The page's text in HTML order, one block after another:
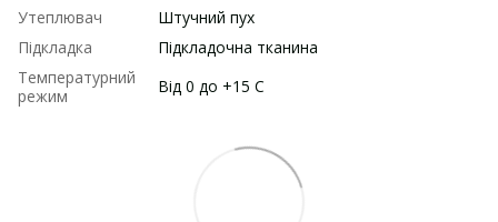
Утеплювач
Штучний пух
Підкладка
Підкладочна тканина
Температурний
режим
Від 0 до +15 С